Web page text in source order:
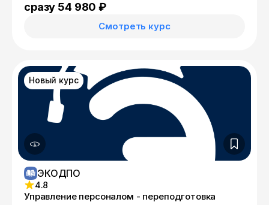
сразу 54 980 ₽
Смотреть курс
Новый курс
ЭКОДПО
4.8
Управление персоналом - переподготовка